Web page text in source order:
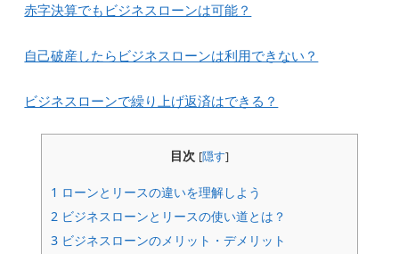
赤字決算でもビジネスローンは可能？
自己破産したらビジネスローンは利用できない？
ビジネスローンで繰り上げ返済はできる？
目次 [隠す]
1 ローンとリースの違いを理解しよう
2 ビジネスローンとリースの使い道とは？
3 ビジネスローンのメリット・デメリット